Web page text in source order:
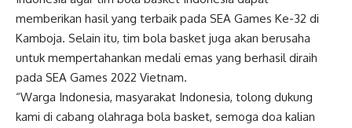
memberikan hasil yang terbaik pada SEA Games Ke-32 di
Kamboja. Selain itu, tim bola basket juga akan berusaha
untuk mempertahankan medali emas yang berhasil diraih
pada SEA Games 2022 Vietnam.
“Warga Indonesia, masyarakat Indonesia, tolong dukung
kami di cabang olahraga bola basket, semoga doa kalian